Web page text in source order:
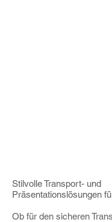
Stilvolle Transport- und
Präsentationslösungen
Ob für den sicheren